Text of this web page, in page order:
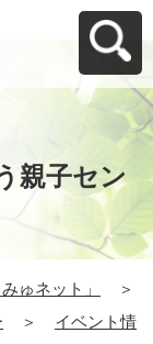
親子セン
ゅネット」
＞
＞
イベント情